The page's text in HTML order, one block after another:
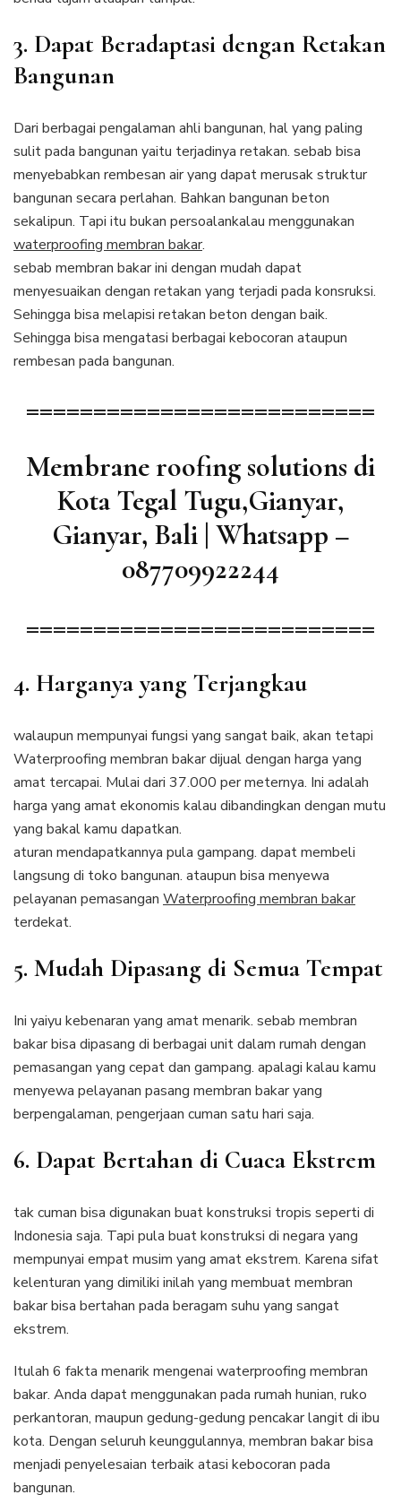
3. Dapat Beradaptasi dengan Retakan
Bangunan
Dari berbagai pengalaman ahli bangunan, hal yang paling
sulit pada bangunan yaitu terjadinya retakan. sebab bisa
menyebabkan rembesan air yang dapat merusak struktur
bangunan secara perlahan. Bahkan bangunan beton
sekalipun. Tapi itu bukan persoalankalau menggunakan
waterproofing membran bakar.
sebab membran bakar ini dengan mudah dapat
menyesuaikan dengan retakan yang terjadi pada konsruksi.
Sehingga bisa melapisi retakan beton dengan baik.
Sehingga bisa mengatasi berbagai kebocoran ataupun
rembesan pada bangunan.
==========================
Membrane roofing solutions di
Kota Tegal Tugu,Gianyar,
Gianyar, Bali | Whatsapp –
087709922244
==========================
4. Harganya yang Terjangkau
walaupun mempunyai fungsi yang sangat baik, akan tetapi
Waterproofing membran bakar dijual dengan harga yang
amat tercapai. Mulai dari 37.000 per meternya. Ini adalah
harga yang amat ekonomis kalau dibandingkan dengan mutu
yang bakal kamu dapatkan.
aturan mendapatkannya pula gampang. dapat membeli
langsung di toko bangunan. ataupun bisa menyewa
pelayanan pemasangan Waterproofing membran bakar
terdekat.
5. Mudah Dipasang di Semua Tempat
Ini yaiyu kebenaran yang amat menarik. sebab membran
bakar bisa dipasang di berbagai unit dalam rumah dengan
pemasangan yang cepat dan gampang. apalagi kalau kamu
menyewa pelayanan pasang membran bakar yang
berpengalaman, pengerjaan cuman satu hari saja.
6. Dapat Bertahan di Cuaca Ekstrem
tak cuman bisa digunakan buat konstruksi tropis seperti di
Indonesia saja. Tapi pula buat konstruksi di negara yang
mempunyai empat musim yang amat ekstrem. Karena sifat
kelenturan yang dimiliki inilah yang membuat membran
bakar bisa bertahan pada beragam suhu yang sangat
ekstrem.
Itulah 6 fakta menarik mengenai waterproofing membran
bakar. Anda dapat menggunakan pada rumah hunian, ruko
perkantoran, maupun gedung-gedung pencakar langit di ibu
kota. Dengan seluruh keunggulannya, membran bakar bisa
menjadi penyelesaian terbaik atasi kebocoran pada
bangunan.